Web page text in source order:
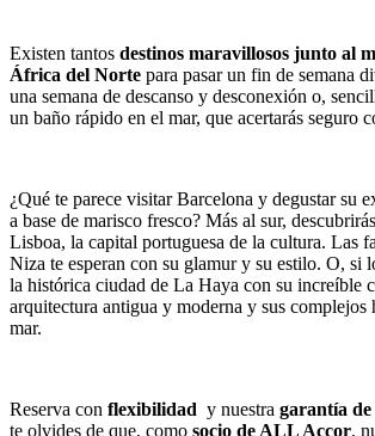
Existen tantos destinos maravillosos junto al
África del Norte para pasar un fin de semana
una semana de descanso y desconexión o,
un baño rápido en el mar, que acertarás seguro
¿Qué te parece visitar Barcelona y degustar su
a base de marisco fresco? Más al sur,
Lisboa, la capital portuguesa de la cultura. Las
Niza te esperan con su glamur y su estilo. O, si
la histórica ciudad de La Haya con su increíble
arquitectura antigua y moderna y sus complejos
mar.
Reserva con flexibilidad y nuestra garantía
te olvides de que, como socio de ALL Accor,